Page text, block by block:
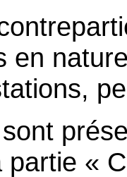
en
partie «